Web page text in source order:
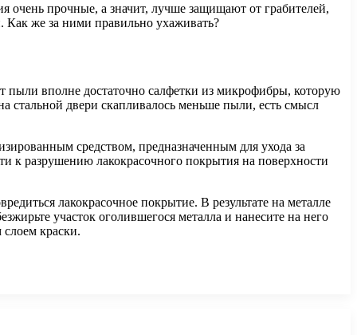
очень прочные, а значит, лучше защищают от грабителей,
же за ними правильно ухаживать?
пыли вполне достаточно салфетки из микрофибры, которую
стальной двери скапливалось меньше пыли, есть смысл
средством, предназначенным для ухода за
к разрушению лакокрасочного покрытия на поверхности
лакокрасочное покрытие. В результате на металле
участок оголившегося металла и нанесите на него
краски.